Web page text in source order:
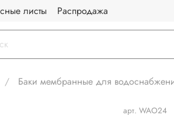
листы Распродажа
Баки мембранные для
арт. WAO24